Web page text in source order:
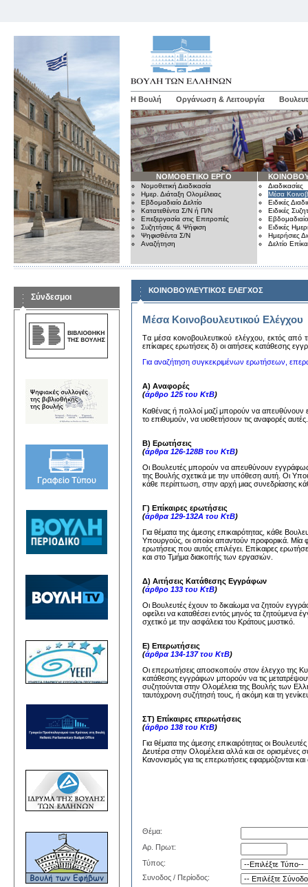
Η Βουλή Οργάνωση & Λειτουργία
ΝΟΜΟΘΕΤΙΚΟ ΕΡΓΟ
Νομοθετική Διαδικασία
Ημερ. Διάταξη Ολομέλειας
Εβδομαδιαίο Δελτίο
Κατατεθέντα Σ/Ν ή Π/Ν
Επεξεργασία στις Επιτροπές
Συζητήσεις & Ψήφιση
Ψηφισθέντα Σ/Ν
Αναζήτηση
Διαδικασίες
Μέσα
Ειδικές
Ειδικές
Εβδομαδιαίο
Ειδικές
Ημερήσιες
Δελτίο
Σύνδεσμοι
ΚΟΙΝΟΒΟΥΛΕΥΤΙΚΟΣ ΕΛΕΓΧΟΣ
Μέσα Κοινοβουλευτικού Ελέγχου
Tα μέσα κoινoβoυλευτικoύ ελέγχoυ, εκτός από
επίκαιρες ερωτήσεις δ) oι αιτήσεις κατάθεσης
Για αναζήτηση συγκεκριμένων ερωτήσεων,
Α) Αναφορές
(άρθρο 125 του ΚτΒ)
Καθένας ή πολλοί μαζί μπορούν να
το επιθυμούν, να υιοθετήσουν τις αναφορές
Β) Ερωτήσεις
(άρθρα 126-128Β του ΚτΒ)
Οι Βουλευτές μπορούν να απευθύνουν
της Βουλής σχετικά με την υπόθεση αυτή. Οι
κάθε περίπτωση, στην αρχή μιας συνεδρίασης
Γ) Επίκαιρες ερωτήσεις
(άρθρα 129-132Α του ΚτΒ)
Για θέματα της άμεσης επικαιρότητας, κάθε
Υπουργούς, οι οποίοι απαντούν προφορικά. Μία
ερωτήσεις που αυτός επιλέγει. Επίκαιρες
και στο Τμήμα διακοπής των εργασιών.
Δ) Αιτήσεις Κατάθεσης Εγγράφων
(άρθρο 133 του ΚτΒ)
Οι Βουλευτές έχουν το δικαίωμα να ζητούν
οφείλει να καταθέσει εντός μηνός τα
σχετικό με την ασφάλεια του Κράτους μυστικό.
Ε) Επερωτήσεις
(άρθρα 134-137 του ΚτΒ)
Οι επερωτήσεις αποσκοπούν στον έλεγχο της
κατάθεσης εγγράφων μπορούν να τις
συζητούνται στην Ολομέλεια της Βουλής των
ταυτόχρονη συζήτησή τους, ή ακόμη και τη
ΣΤ) Επίκαιρες επερωτήσεις
(άρθρο 138 του ΚτΒ)
Για θέματα της άμεσης επικαιρότητας οι
Δευτέρα στην Ολομέλεια αλλά και σε ορισμένες
Κανονισμός για τις επερωτήσεις εφαρμόζονται
Θέμα:
Αρ. Πρωτ:
Τύπος:
Συνοδος / Περίοδος: